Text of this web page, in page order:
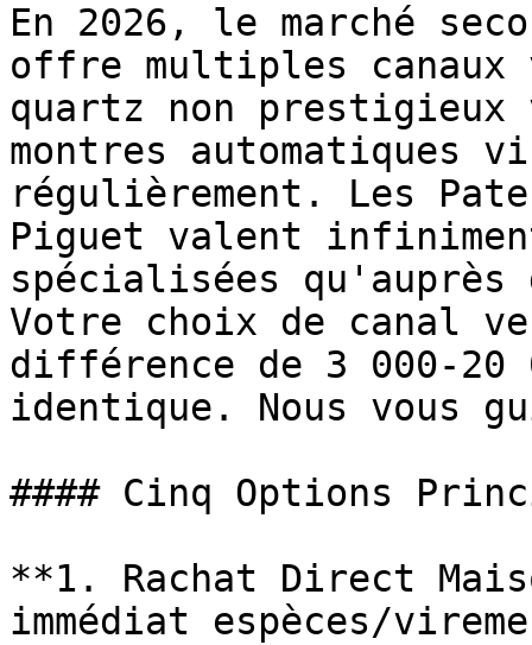
En 2026, le marché
offre multiples canaux
quartz non
montres automatiques
régulièrement. Les
Piguet valent
spécialisées
Votre choix de canal
différence de 3 000-20
identique. Nous vous
#### Cinq Options
**1. Rachat Direct
immédiat espèces/